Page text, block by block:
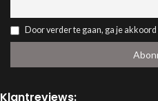
Door verder te gaan, ga je
Klantreviews: